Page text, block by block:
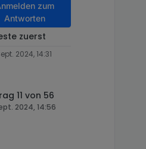
zum
Antworten
zuerst
2024, 14:31
11 von 56
2024, 14:56